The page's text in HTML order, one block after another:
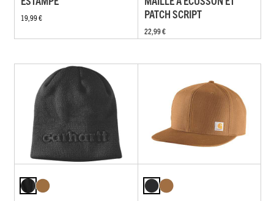
19,99 €
PATCH SCRIPT
22,99 €